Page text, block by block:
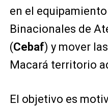
en el
Binacionales de
(Cebaf) y mover
Macará territorio
El objetivo es